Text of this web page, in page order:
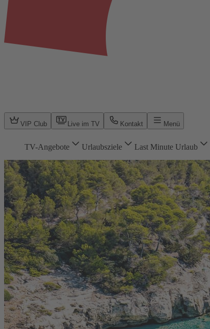
VIP Club Live im TV Kontakt Menü
TV-Angebote Urlaubsziele Last Minute Urlaub